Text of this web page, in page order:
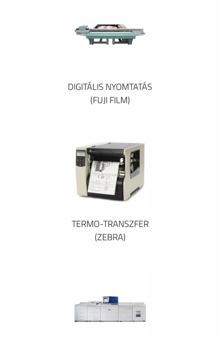
DIGITÁLIS NYOMTATÁS
(FUJI FILM)
TERMO-TRANSZFER
(ZEBRA)